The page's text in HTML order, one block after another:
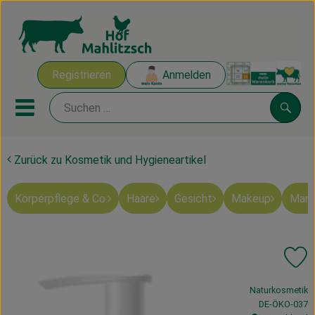
Registrieren Anmelden
Mobiles Menu öffnen oder
Ökokisten
Mahlitzscher Produkte
Zurück zu Kosmetik und Hygieneartikel
Körperpflege & Co. Haare Gesicht Makeup
, Verband:
Naturkosmetik
,DE-ÖKO-037